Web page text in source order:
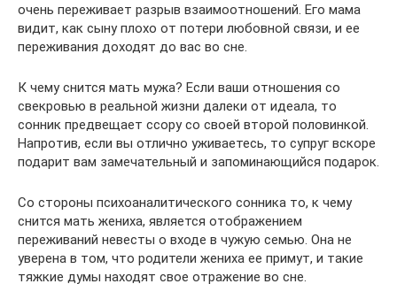
очень переживает разрыв взаимоотношений. Его мама
видит, как сыну плохо от потери любовной связи, и ее
переживания доходят до вас во сне.
К чему снится мать мужа? Если ваши отношения со
свекровью в реальной жизни далеки от идеала, то
сонник предвещает ссору со своей второй половинкой.
Напротив, если вы отлично уживаетесь, то супруг вскоре
подарит вам замечательный и запоминающийся подарок.
Со стороны психоаналитического сонника то, к чему
снится мать жениха, является отображением
переживаний невесты о входе в чужую семью. Она не
уверена в том, что родители жениха ее примут, и такие
тяжкие думы находят свое отражение во сне.